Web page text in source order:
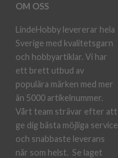
OM OSS
LindeHobby levererar hela
Sverige med kvalitetsgarn
och hobbyartiklar. Vi har
ett brett utbud av
populära märken med mer
än 5000 artikelnummer.
Vårt team strävar efter att
ge dig bästa möjliga service
och snabbaste leverans
när som helst. Se laget